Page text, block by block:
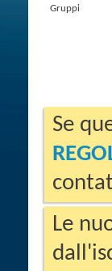
Gruppi
Se
Le